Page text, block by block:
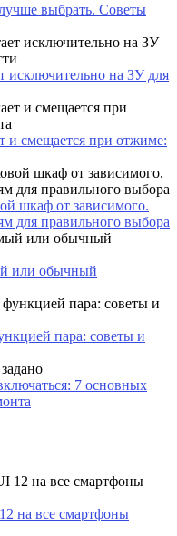
выбрать. Советы
исключительно на ЗУ для
и смещается при отжиме:
шкаф от зависимого.
для правильного выбора
или обычный
пара: советы и
7 основных
на все смартфоны